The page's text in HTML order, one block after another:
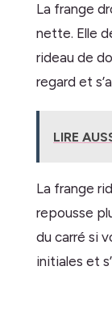
La frange
nette. Elle
rideau de
regard et
LIRE
La frange
repousse
du carré si
initiales et